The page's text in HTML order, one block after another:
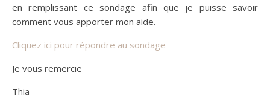
en remplissant ce sondage afin que je puisse savoir
comment vous apporter mon aide.
Cliquez ici pour répondre au sondage
Je vous remercie
Thia